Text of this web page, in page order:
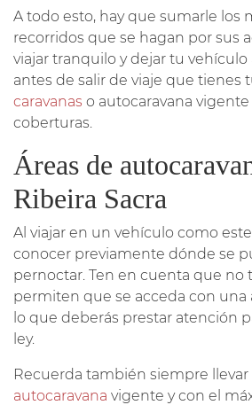
A todo esto, hay que sumarle los
recorridos que se hagan por sus
viajar tranquilo y dejar tu vehículo
antes de salir de viaje que tienes
caravanas o autocaravana vigente
coberturas.
Áreas de
Ribeira Sacra
Al viajar en un vehículo como
conocer previamente dónde se
pernoctar. Ten en cuenta que no
permiten que se acceda con una
lo que deberás prestar atención
ley.
Recuerda también siempre llevar
autocaravana vigente y con el